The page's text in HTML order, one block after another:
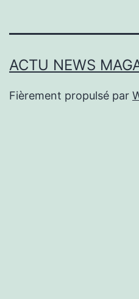
ACTU NEWS
Fièrement propulsé par